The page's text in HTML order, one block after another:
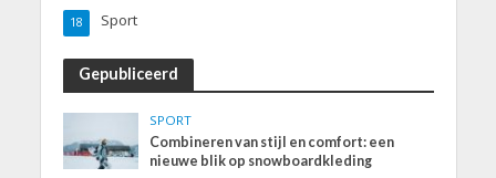
Sport
18
Gepubliceerd
SPORT
Combineren van stijl en comfort: een
nieuwe blik op snowboardkleding